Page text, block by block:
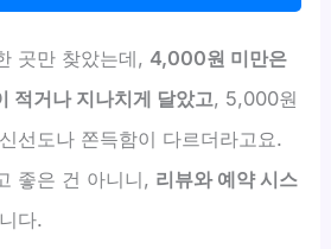
곳만 찾았는데, 4,000원 미만은
적거나 지나치게 달았고, 5,000원
선도나 쫀득함이 다르더라고요.
좋은 건 아니니, 리뷰와 예약 시스
다.